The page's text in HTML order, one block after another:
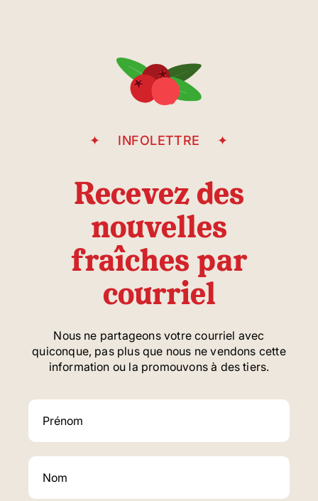
INFOLETTRE
Recevez des
nouvelles
fraîches par
courriel
Nous ne partageons votre courriel avec
quiconque, pas plus que nous ne vendons cette
information ou la promouvons à des tiers.